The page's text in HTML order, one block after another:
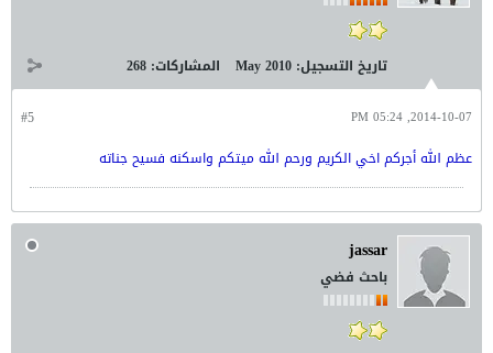
تاريخ التسجيل: May 2010 المشاركات: 268
#5 2014-10-07, 05:24 PM
عظم الله أجركم اخي الكريم ورحم الله ميتكم واسكنه فسيح جناته
jassar
باحث فضي